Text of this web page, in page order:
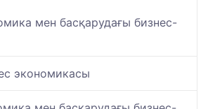
мен басқарудағы бизнес-
экономикасы